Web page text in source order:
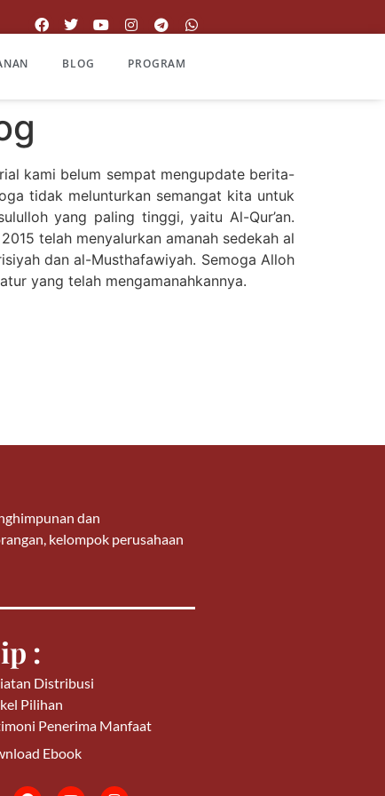
BLOG PROGRAM
kami belum sempat mengupdate berita-
tidak melunturkan semangat kita untuk
yang paling tinggi, yaitu Al-Qur’an.
telah menyalurkan amanah sedekah al
dan al-Musthafawiyah. Semoga Alloh
yang telah mengamanahkannya.
dan
kelompok perusahaan
:
Distribusi
Pilihan
Penerima Manfaat
Ebook